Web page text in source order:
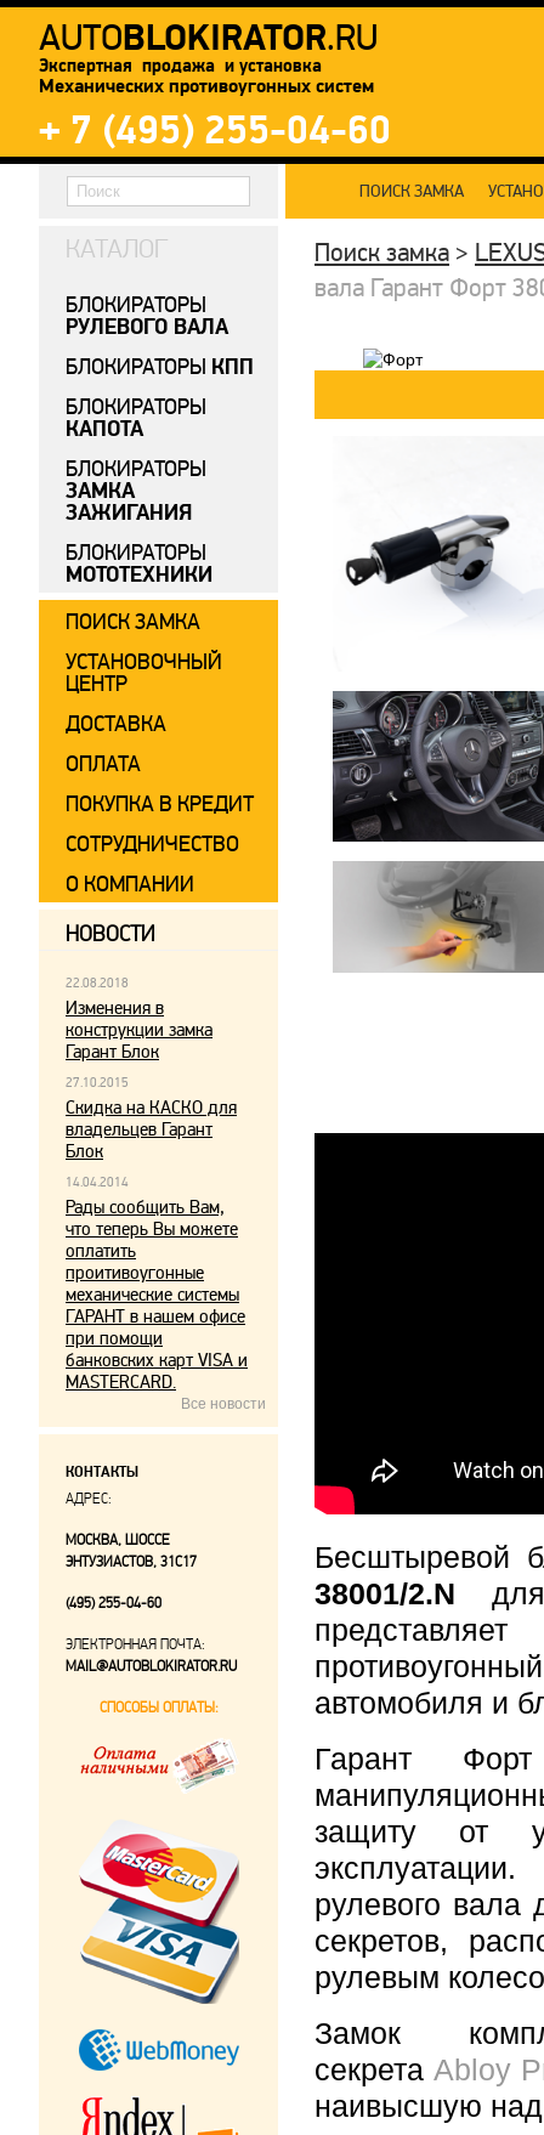
AUTOBLOKIRATOR.RU
Экспертная продажа и установка
Механических противоугонных систем
+ 7 (495) 255-04-60
ПОИСК ЗАМКА
Поиск замка >
вала Гарант Форт
Бесштыревой
38001/2.N
автомобиля и
Гарант
защиту от
рулевого вала
секретов,
рулевым
Замок
секрета Abloy
наивысшую
КАТАЛОГ
БЛОКИРАТОРЫ
РУЛЕВОГО ВАЛА
БЛОКИРАТОРЫ КПП
БЛОКИРАТОРЫ
КАПОТА
БЛОКИРАТОРЫ
ЗАМКА
ЗАЖИГАНИЯ
БЛОКИРАТОРЫ
МОТОТЕХНИКИ
ПОИСК ЗАМКА
УСТАНОВОЧНЫЙ
ЦЕНТР
ДОСТАВКА
ОПЛАТА
ПОКУПКА В КРЕДИТ
СОТРУДНИЧЕСТВО
О КОМПАНИИ
НОВОСТИ
22.08.2018
Изменения в
конструкции замка
Гарант Блок
27.10.2015
Скидка на КАСКО для
владельцев Гарант
Блок
14.04.2014
Рады сообщить Вам,
что теперь Вы можете
оплатить
проитивоугонные
механические системы
ГАРАНТ в нашем офисе
при помощи
банковских карт VISA и
MASTERCARD.
Все новости
КОНТАКТЫ
АДРЕС:
МОСКВА, ШОССЕ
ЭНТУЗИАСТОВ, 31С17
(495) 255-04-60
ЭЛЕКТРОННАЯ ПОЧТА:
MAIL@AUTOBLOKIRATOR.RU
СПОСОБЫ ОПЛАТЫ: